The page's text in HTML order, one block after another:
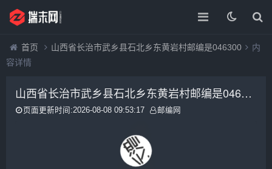
首页 山西省长治市武乡县石北乡东黄岩村邮编是046300
内
容详情
山西省长治市武乡县石北乡东黄岩村邮编是046300
页面更新时间:2026-08-08 09:53:17 邮编网